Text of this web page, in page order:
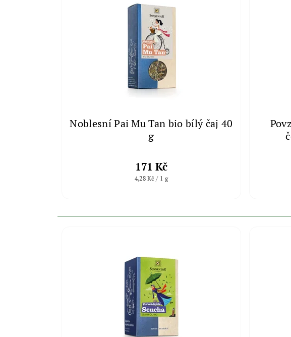
Noblesní Pai Mu Tan bio bílý čaj 40
g
171 Kč
4,28 Kč / 1 g